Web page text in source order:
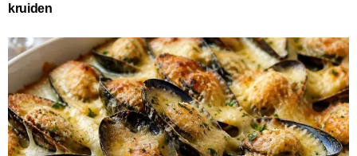
kruiden